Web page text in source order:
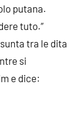
putana.
tuto.”
tra le dita
si
e dice: